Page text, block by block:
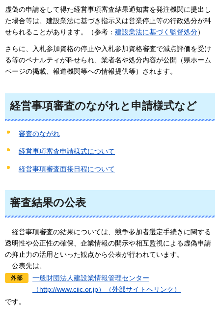
虚偽の申請をして得た経営事項審査結果通知書を発注機関に提出し
た場合等は、建設業法に基づき指示又は営業停止等の行政処分が科
せられることがあります。（参考： 建設業法に基づく監督処分）
さらに、入札参加資格の停止や入札参加資格審査で減点評価を受け
る等のペナルティが科せられ、業者名や処分内容が公開（県ホーム
ページの掲載、報道機関等への情報提供等）されます。
経営事項審査のながれと申請様式など
審査のながれ
経営事項審査申請様式について
経営事項審査面接日程について
審査結果の公表
経営事項審査の結果については、競争参加者選定手続きに関する
透明性や公正性の確保、企業情報の開示や相互監視による虚偽申請
の抑止力の活用といった観点から公表が行われています。
公表先は、
一般財団法人建設業情報管理センター
（http://www.ciic.or.jp）（外部サイトへリンク）
です。